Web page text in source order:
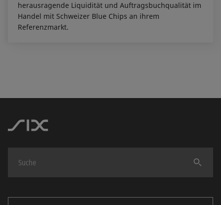
herausragende Liquidität und Auftragsbuchqualität im
Handel mit Schweizer Blue Chips an ihrem
Referenzmarkt.
Finden